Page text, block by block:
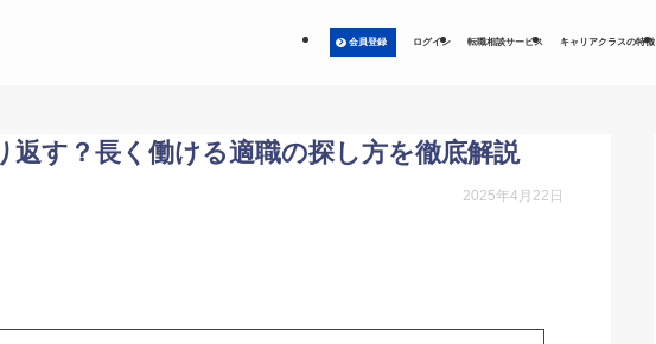
会員登録 ログイン 転職相談サービス キャリアクラスの特徴
返す？長く働ける適職の探し方を徹底解説
2025年4月22日